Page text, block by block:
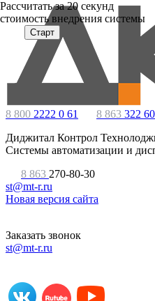
8 800 2222 0 61 8 863 322
Диджитал Контрол
Системы автоматизации и
8 863 270-80-30
st@mt-r.ru
Новая версия сайта
Заказать звонок
st@mt-r.ru
Расcчитать за 20 секунд
стоимость внедрения системы
Старт